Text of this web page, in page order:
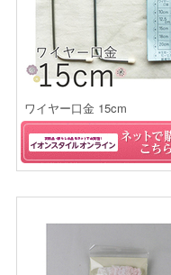
ワイヤー口金 15cm